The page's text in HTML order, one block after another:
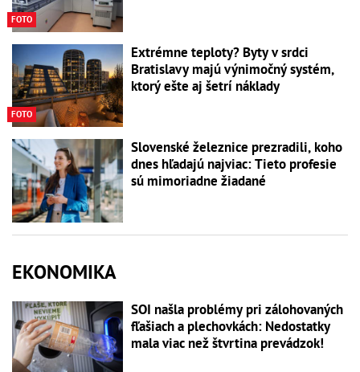
FOTO
FOTO
Extrémne teploty? Byty v srdci
Bratislavy majú výnimočný systém,
ktorý ešte aj šetrí náklady
Slovenské železnice prezradili, koho
dnes hľadajú najviac: Tieto profesie
sú mimoriadne žiadané
EKONOMIKA
SOI našla problémy pri zálohovaných
fľašiach a plechovkách: Nedostatky
mala viac než štvrtina prevádzok!